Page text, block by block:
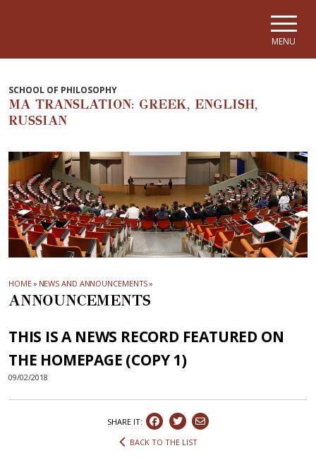
MENU
SCHOOL OF PHILOSOPHY
MA TRANSLATION: GREEK, ENGLISH,
RUSSIAN
HOME» NEWS AND ANNOUNCEMENTS»
ANNOUNCEMENTS
THIS IS A NEWS RECORD FEATURED ON
THE HOMEPAGE (COPY 1)
09/02/2018
SHARE IT:
BACK TO THE LIST